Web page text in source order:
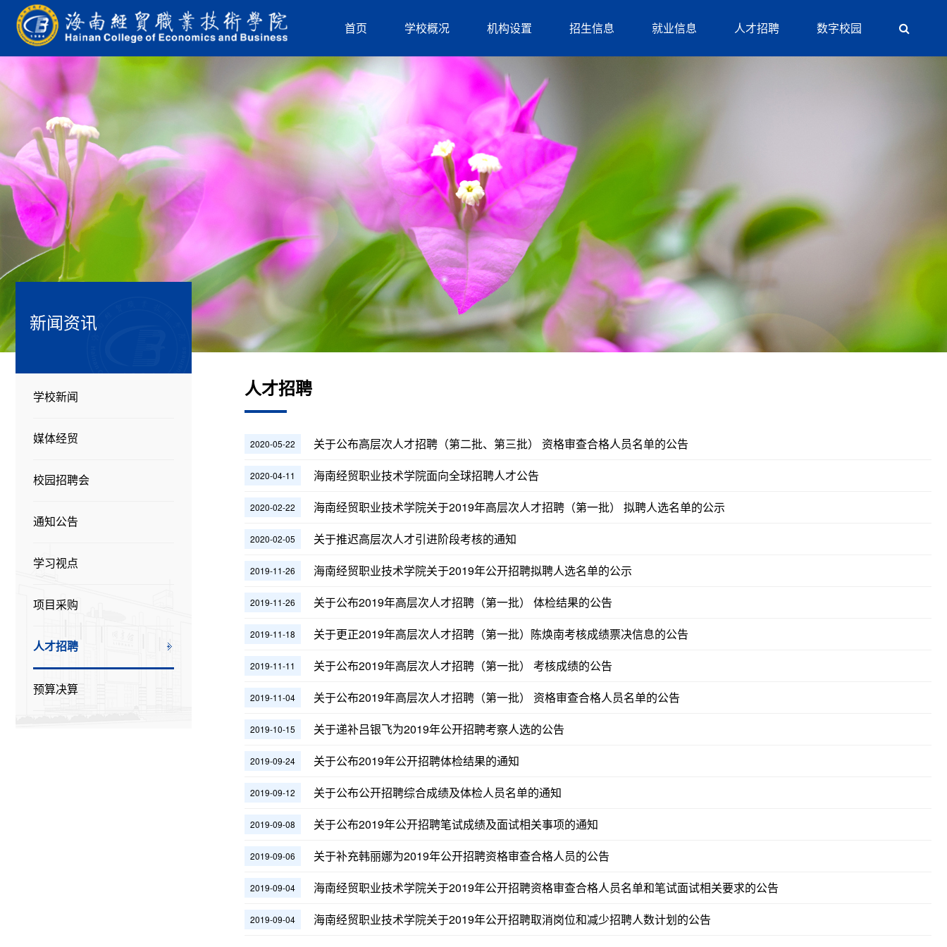
首页 学校概况 机构设置 招生信息 就业信息 人才招聘 数字校园
新闻资讯
学校新闻
媒体经贸
校园招聘会
通知公告
学习视点
项目采购
人才招聘
预算决算
人才招聘
2020-05-22 关于公布高层次人才招聘（第二批、第三批） 资格审查合格人员名单的公告
2020-04-11 海南经贸职业技术学院面向全球招聘人才公告
2020-02-22 海南经贸职业技术学院关于2019年高层次人才招聘（第一批） 拟聘人选名单的公示
2020-02-05 关于推迟高层次人才引进阶段考核的通知
2019-11-26 海南经贸职业技术学院关于2019年公开招聘拟聘人选名单的公示
2019-11-26 关于公布2019年高层次人才招聘（第一批） 体检结果的公告
2019-11-18 关于更正2019年高层次人才招聘（第一批）陈焕南考核成绩票决信息的公告
2019-11-11 关于公布2019年高层次人才招聘（第一批） 考核成绩的公告
2019-11-04 关于公布2019年高层次人才招聘（第一批） 资格审查合格人员名单的公告
2019-10-15 关于递补吕银飞为2019年公开招聘考察人选的公告
2019-09-24 关于公布2019年公开招聘体检结果的通知
2019-09-12 关于公布公开招聘综合成绩及体检人员名单的通知
2019-09-08 关于公布2019年公开招聘笔试成绩及面试相关事项的通知
2019-09-06 关于补充韩丽娜为2019年公开招聘资格审查合格人员的公告
2019-09-04 海南经贸职业技术学院关于2019年公开招聘资格审查合格人员名单和笔试面试相关要求的公告
2019-09-04 海南经贸职业技术学院关于2019年公开招聘取消岗位和减少招聘人数计划的公告